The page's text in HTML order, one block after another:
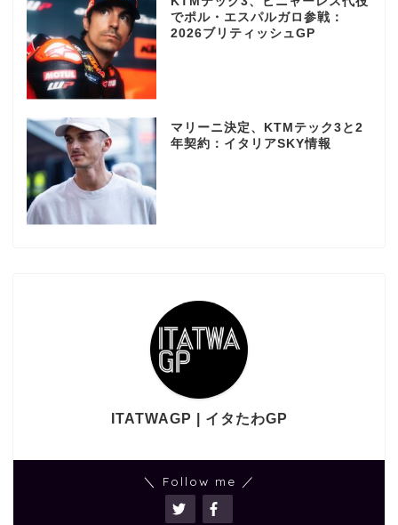
でポル・エスパルガロ参戦：
2026ブリティッシュGP
マリーニ決定、KTMテック3と2
年契約：イタリアSKY情報
ITATWAGP | イタたわGP
＼ Follow me ／